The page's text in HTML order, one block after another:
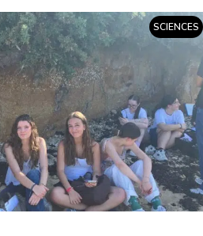
SCIENCES